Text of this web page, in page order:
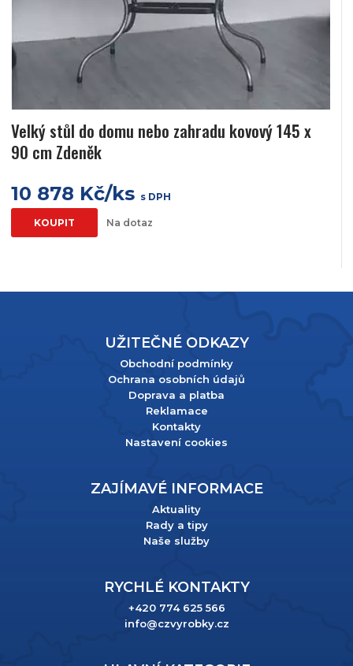
Velký stůl do domu nebo zahradu kovový 145 x
90 cm Zdeněk
10 878 Kč/ks s DPH
KOUPIT Na dotaz
UŽITEČNÉ ODKAZY
Obchodní podmínky
Ochrana osobních údajů
Doprava a platba
Reklamace
Kontakty
Nastavení cookies
ZAJÍMAVÉ INFORMACE
Aktuality
Rady a tipy
Naše služby
RYCHLÉ KONTAKTY
+420 774 625 566
info@czvyrobky.cz